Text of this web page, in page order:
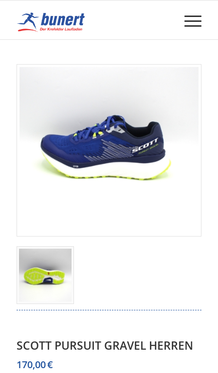
SCOTT PURSUIT GRAVEL HERREN
170,00€